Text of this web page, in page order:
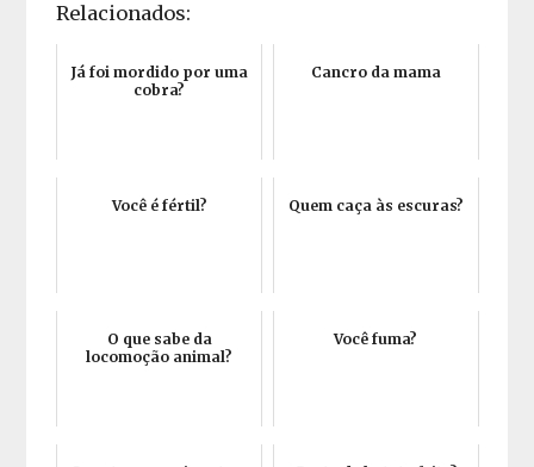
Relacionados:
Já foi mordido por uma
cobra?
Cancro da mama
Você é fértil? Quem caça às escuras?
O que sabe da
locomoção animal?
Você fuma?